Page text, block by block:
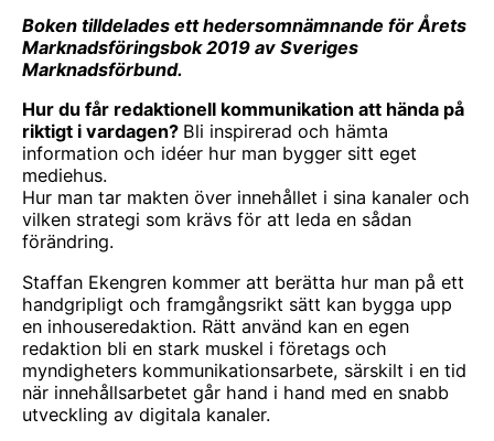
Boken tilldelades ett hedersomnämnande för Årets
Marknadsföringsbok 2019 av Sveriges
Marknadsförbund.
Hur du får redaktionell kommunikation att hända på
riktigt i vardagen? Bli inspirerad och hämta
information och idéer hur man bygger sitt eget
mediehus.
Hur man tar makten över innehållet i sina kanaler och
vilken strategi som krävs för att leda en sådan
förändring.
Staffan Ekengren kommer att berätta hur man på ett
handgripligt och framgångsrikt sätt kan bygga upp
en inhouseredaktion. Rätt använd kan en egen
redaktion bli en stark muskel i företags och
myndigheters kommunikationsarbete, särskilt i en tid
när innehållsarbetet går hand i hand med en snabb
utveckling av digitala kanaler.